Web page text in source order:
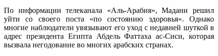
По информации телеканала «Аль-Арабия», Мадани решил
уйти со своего поста «по состоянию здоровья». Однако
многие наблюдатели увязывают его уход с недавней шуткой в
адрес президента Египта Абдель Фаттаха ас-Сиси, которая
вызвала негодование во многих арабских странах.